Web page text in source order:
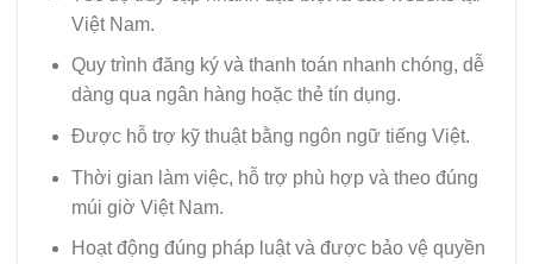
Việt Nam.
Quy trình đăng ký và thanh toán nhanh chóng, dễ
dàng qua ngân hàng hoặc thẻ tín dụng.
Được hỗ trợ kỹ thuật bằng ngôn ngữ tiếng Việt.
Thời gian làm việc, hỗ trợ phù hợp và theo đúng
múi giờ Việt Nam.
Hoạt động đúng pháp luật và được bảo vệ quyền